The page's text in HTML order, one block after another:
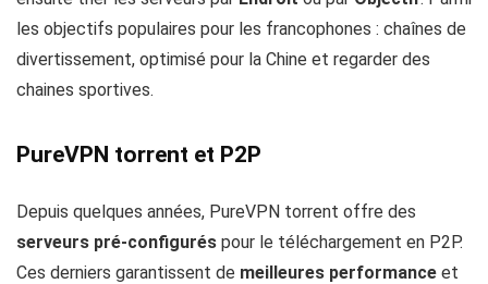
les objectifs populaires pour les francophones : chaînes de
divertissement, optimisé pour la Chine et regarder des
chaines sportives.
PureVPN torrent et P2P
Depuis quelques années, PureVPN torrent offre des
serveurs pré-configurés pour le téléchargement en P2P.
Ces derniers garantissent de meilleures performance et